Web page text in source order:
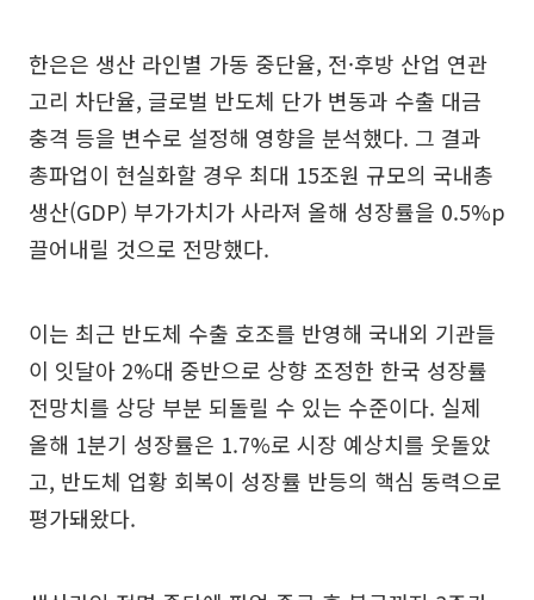
한은은 생산 라인별 가동 중단율, 전·후방 산업 연관
고리 차단율, 글로벌 반도체 단가 변동과 수출 대금
충격 등을 변수로 설정해 영향을 분석했다. 그 결과
총파업이 현실화할 경우 최대 15조원 규모의 국내총
생산(GDP) 부가가치가 사라져 올해 성장률을 0.5%p
끌어내릴 것으로 전망했다.
이는 최근 반도체 수출 호조를 반영해 국내외 기관들
이 잇달아 2%대 중반으로 상향 조정한 한국 성장률
전망치를 상당 부분 되돌릴 수 있는 수준이다. 실제
올해 1분기 성장률은 1.7%로 시장 예상치를 웃돌았
고, 반도체 업황 회복이 성장률 반등의 핵심 동력으로
평가돼왔다.